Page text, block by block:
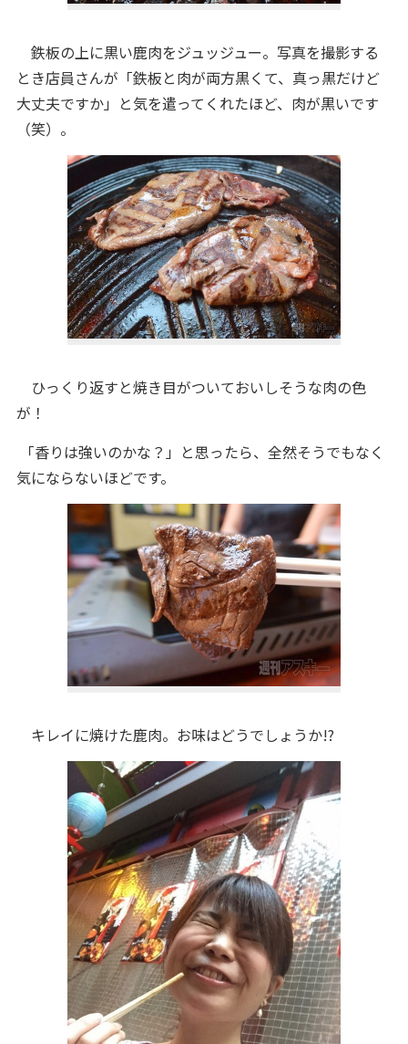
鉄板の上に黒い鹿肉をジュッジュー。写真を撮影する
とき店員さんが「鉄板と肉が両方黒くて、真っ黒だけど
大丈夫ですか」と気を遣ってくれたほど、肉が黒いです
（笑）。
ひっくり返すと焼き目がついておいしそうな肉の色
が！
「香りは強いのかな？」と思ったら、全然そうでもなく
気にならないほどです。
キレイに焼けた鹿肉。お味はどうでしょうか!?